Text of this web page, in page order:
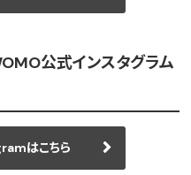
公式インスタグラム
はこちら